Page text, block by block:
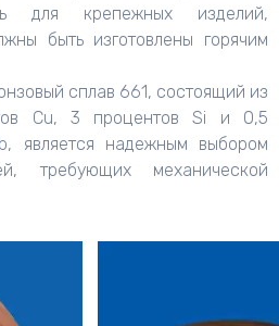
для крепежных изделий,
быть изготовлены горячим
сплав 661, состоящий из
Cu, 3 процентов Si и 0,5
является надежным выбором
требующих механической